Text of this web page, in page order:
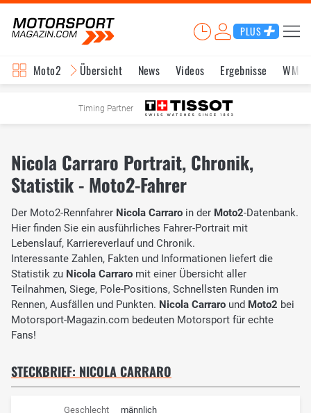
PLUS
Moto2 Übersicht News Videos Ergebnisse WM-
Timing Partner
Nicola Carraro Portrait, Chronik,
Statistik - Moto2-Fahrer
Der Moto2-Rennfahrer Nicola Carraro in der Moto2-Datenbank.
Hier finden Sie ein ausführliches Fahrer-Portrait mit
Lebenslauf, Karriereverlauf und Chronik.
Interessante Zahlen, Fakten und Informationen liefert die
Statistik zu Nicola Carraro mit einer Übersicht aller
Teilnahmen, Siege, Pole-Positions, Schnellsten Runden im
Rennen, Ausfällen und Punkten. Nicola Carraro und Moto2 bei
Motorsport-Magazin.com bedeuten Motorsport für echte
Fans!
STECKBRIEF: NICOLA CARRARO
Geschlecht männlich